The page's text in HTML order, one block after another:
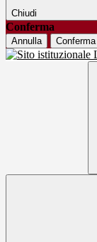
Chiudi
Conferma
Annulla Conferma